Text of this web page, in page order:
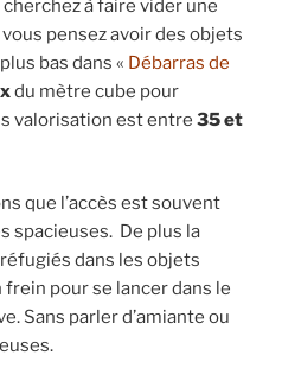
à faire vider une
pensez avoir des objets
bas dans « Débarras de
du mètre cube pour
valorisation est entre 35 et
que l’accès est souvent
spacieuses. De plus la
dans les objets
pour se lancer dans le
Sans parler d’amiante ou